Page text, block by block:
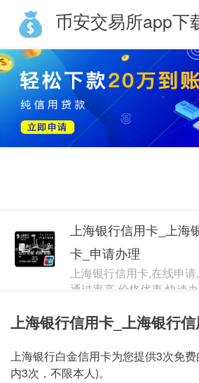
币安交易所app下
小赢卡贷
豆豆钱
用户136****7789 今日借款
上海银行信用卡_上海
卡_申请办理
上海银行信用卡,在线申
通过率高,价格优惠,快速
最高额度：
80000元
上海银行信用卡_上海银行
上海银行白金信用卡为您提供3次免
内3次，不限本人)。